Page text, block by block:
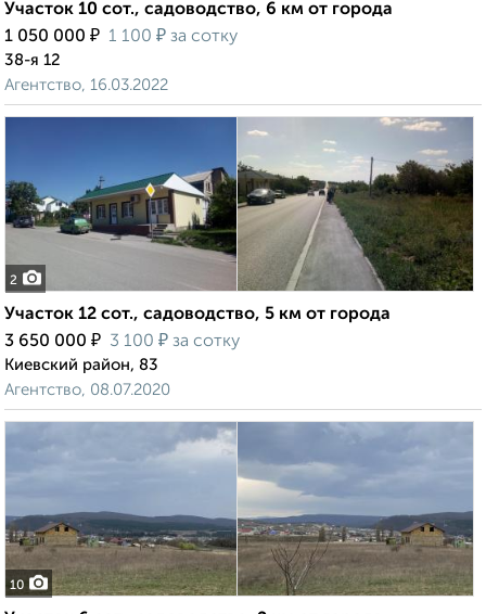
Участок 10 сот., садоводство, 6 км от города
1 050 000 ₽ 1 100 ₽ за сотку
38-я 12
Агентство, 16.03.2022
2
Участок 12 сот., садоводство, 5 км от города
3 650 000 ₽ 3 100 ₽ за сотку
Киевский район, 83
Агентство, 08.07.2020
10